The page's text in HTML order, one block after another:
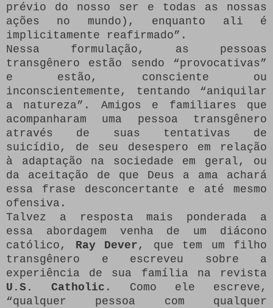
prévio do nosso ser e todas as nossas
ações no mundo), enquanto ali é
implicitamente reafirmado”.
Nessa formulação, as pessoas
transgênero estão sendo “provocativas”
e estão, consciente ou
inconscientemente, tentando “aniquilar
a natureza”. Amigos e familiares que
acompanharam uma pessoa transgênero
através de suas tentativas de
suicídio, de seu desespero em relação
à adaptação na sociedade em geral, ou
da aceitação de que Deus a ama achará
essa frase desconcertante e até mesmo
ofensiva.
Talvez a resposta mais ponderada a
essa abordagem venha de um diácono
católico, Ray Dever , que tem um filho
transgênero e escreveu sobre a
experiência de sua família na revista
U.S. Catholic . Como ele escreve,
“qualquer pessoa com qualquer